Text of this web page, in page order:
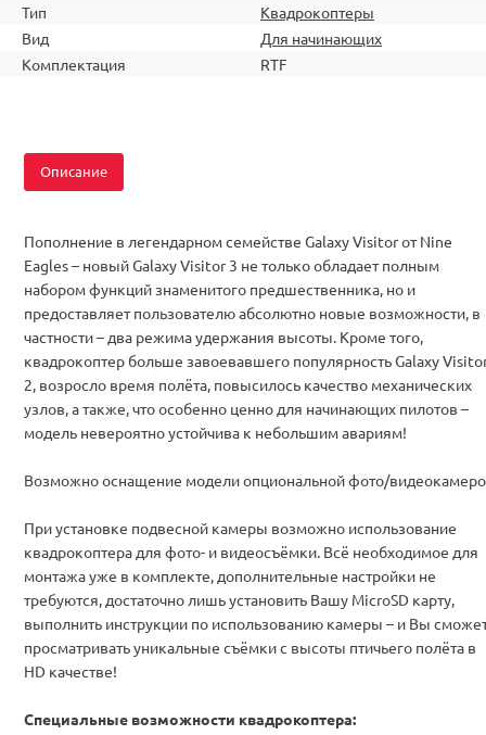
Тип
Квадрокоптеры
Вид
Для начинающих
Комплектация
RTF
Описание
Пополнение в легендарном семействе Galaxy Visitor от Nine
Eagles – новый Galaxy Visitor 3 не только обладает полным
набором функций знаменитого предшественника, но и
предоставляет пользователю абсолютно новые возможности, в
частности – два режима удержания высоты. Кроме того,
квадрокоптер больше завоевавшего популярность Galaxy
2, возросло время полёта, повысилось качество механических
узлов, а также, что особенно ценно для начинающих пилотов –
модель невероятно устойчива к небольшим авариям!
Возможно оснащение модели опциональной фото/
При установке подвесной камеры возможно использование
квадрокоптера для фото- и видеосъёмки. Всё необходимое для
монтажа уже в комплекте, дополнительные настройки не
требуются, достаточно лишь установить Вашу MicroSD карту,
выполнить инструкции по использованию камеры – и Вы
просматривать уникальные съёмки с высоты птичьего полёта в
HD качестве!
Специальные возможности квадрокоптера: